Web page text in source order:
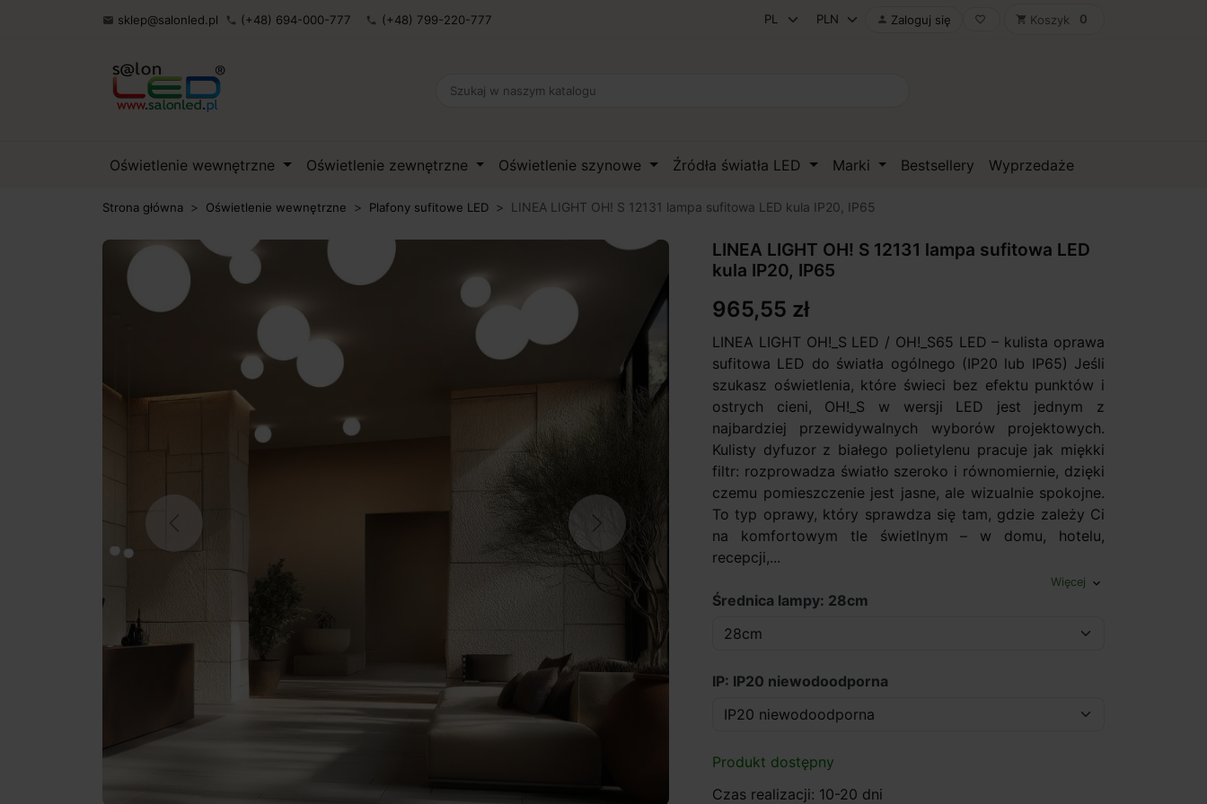
 sklep@salonled.pl phone (+48) 694-000-777 phone (+48) 799-220-777  Zaloguj się favorite_border shopping_cart Koszyk 0
Oświetlenie wewnętrzne Oświetlenie zewnętrzne Oświetlenie szynowe Źródła światła LED Marki Bestsellery Wyprzedaże
Strona główna Oświetlenie wewnętrzne Plafony sufitowe LED LINEA LIGHT OH! S 12131 lampa sufitowa LED kula IP20, IP65
Previous Next
LINEA LIGHT OH! S 12131 lampa sufitowa LED
kula IP20, IP65
965,55 zł
LINEA LIGHT OH!_S LED / OH!_S65 LED – kulista oprawa
sufitowa LED do światła ogólnego (IP20 lub IP65) Jeśli
szukasz oświetlenia, które świeci bez efektu punktów i
ostrych cieni, OH!_S w wersji LED jest jednym z
najbardziej przewidywalnych wyborów projektowych.
Kulisty dyfuzor z białego polietylenu pracuje jak miękki
filtr: rozprowadza światło szeroko i równomiernie, dzięki
czemu pomieszczenie jest jasne, ale wizualnie spokojne.
To typ oprawy, który sprawdza się tam, gdzie zależy Ci
na komfortowym tle świetlnym – w domu, hotelu,
recepcji,...
Więcej expand_more
Średnica lampy: 28cm
IP: IP20 niewodoodporna
Produkt dostępny
Czas realizacji: 10-20 dni